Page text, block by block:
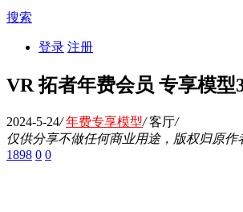
搜索
登录 注册
VR 拓者年费会员 专享模型
2024-5-24/ 年费专享模型/ 客厅/
仅供分享不做任何商业用途，版权归原作
1898 0 0